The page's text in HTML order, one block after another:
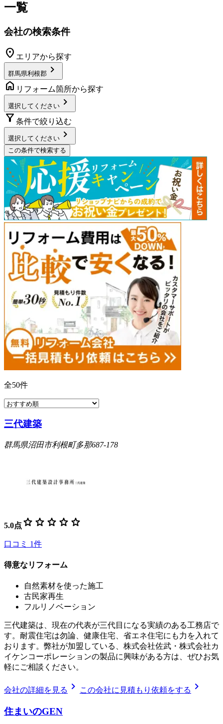
一覧
会社の検索条件
location_on エリアから探す
群馬県利根郡 chevron_right
home リフォーム箇所から探す
選択してください chevron_right
filter_alt 条件で絞り込む
選択してください chevron_right
この条件で検索する
全50件
三代建築
群馬県沼田市利根町多那687-178
5.0点 star star star star star
口コミ 1件
得意なリフォーム
自然素材を使った施工
古民家再生
フルリノベーション
三代建築は、現在の代表が三代目になる実績のある工務店で
す。耐震住宅は勿論、健康住宅、省エネ住宅にも力を入れて
おります。弊社が加盟している、株式会社佐武・株式会社カ
イケンコーポレーションの製品に興味がある方は、ぜひお気
軽にご相談ください。
会社の詳細を見る chevron_right この会社に見積もり依頼をする chevron_right
住まいのGEN